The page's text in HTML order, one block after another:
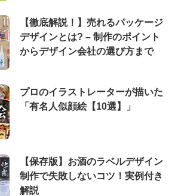
【徹底解説！】売れるパッケージ
デザインとは? – 制作のポイント
からデザイン会社の選び方まで
プロのイラストレーターが描いた
「有名人似顔絵【10選】」
【保存版】お酒のラベルデザイン
制作で失敗しないコツ！実例付き
解説